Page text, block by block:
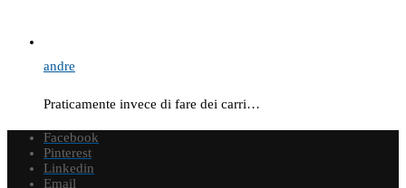
andre
Praticamente invece di fare dei carri…
Facebook
Pinterest
Linkedin
Email